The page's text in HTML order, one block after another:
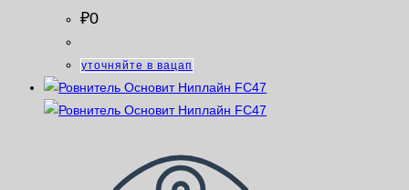
₽0
уточняйте в вацап